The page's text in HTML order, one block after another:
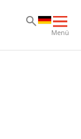
Menü